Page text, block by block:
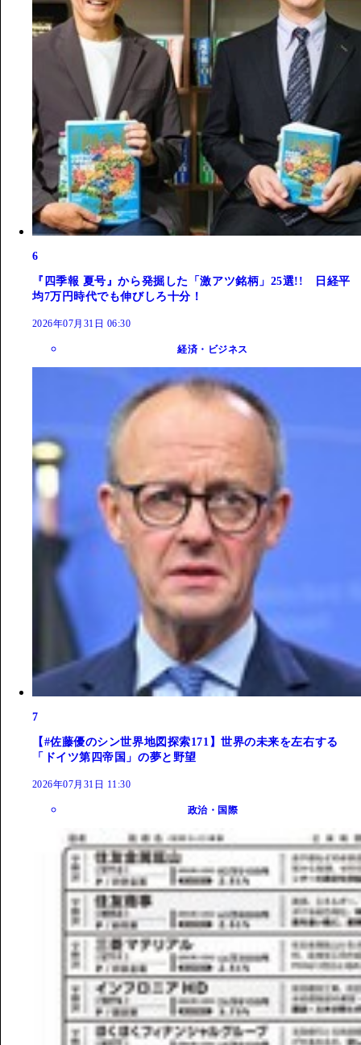
6
『四季報 夏号』から発掘した「激アツ銘柄」25選!! 日経平
均7万円時代でも伸びしろ十分！
2026年07月31日 06:30
経済・ビジネス
7
【#佐藤優のシン世界地図探索171】世界の未来を左右する
「ドイツ第四帝国」の夢と野望
2026年07月31日 11:30
政治・国際